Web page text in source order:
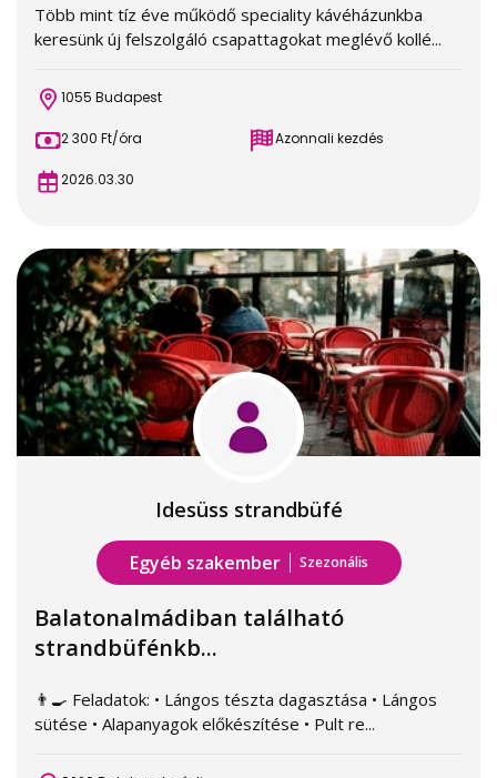
Több mint tíz éve működő speciality kávéházunkba
keresünk új felszolgáló csapattagokat meglévő kollé...
1055 Budapest
2 300 Ft/óra Azonnali kezdés
2026.03.30
Idesüss strandbüfé
Egyéb szakember Szezonális
Balatonalmádiban található
strandbüfénkb...
👨‍🍳 Feladatok: • Lángos tészta dagasztása • Lángos
sütése • Alapanyagok előkészítése • Pult re...